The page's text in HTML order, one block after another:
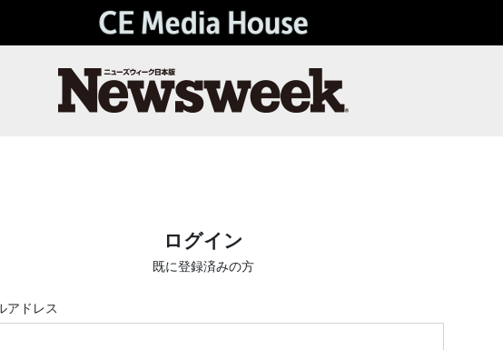
ログイン
既に登録済みの方
アドレス